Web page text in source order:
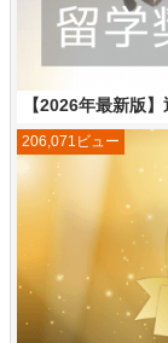
【2026年最新版
206,071ビュー